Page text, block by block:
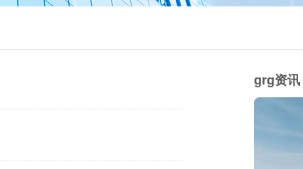
grg资讯